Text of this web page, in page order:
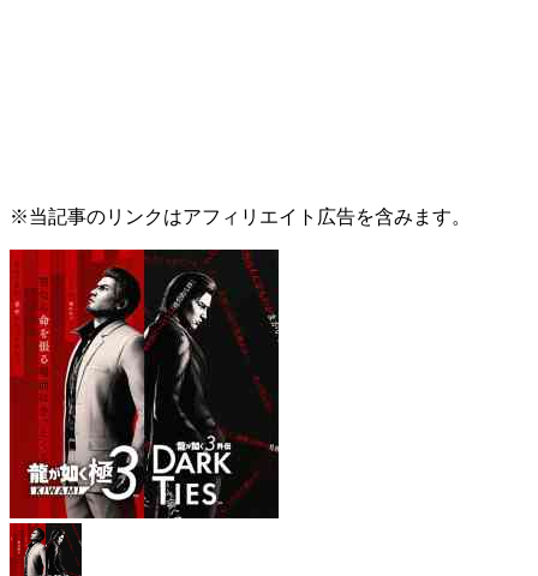
※当記事のリンクはアフィリエイト広告を含みます。